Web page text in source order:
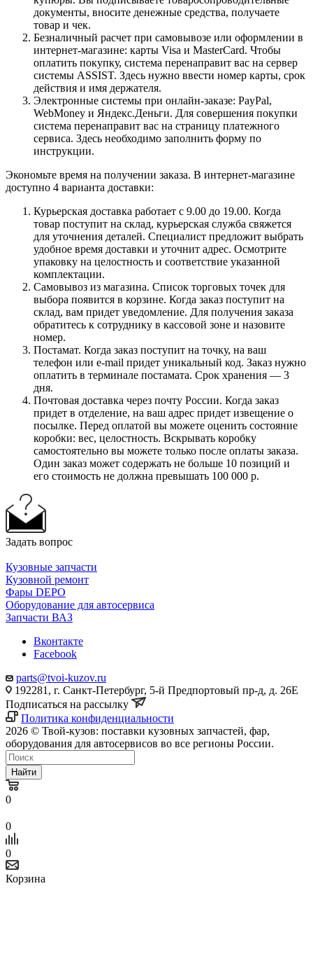
документы, вносите денежные средства, получаете
товар и чек.
Безналичный расчет при самовывозе или оформлении в
интернет-магазине: карты Visa и MasterCard. Чтобы
оплатить покупку, система перенаправит вас на сервер
системы ASSIST. Здесь нужно ввести номер карты, срок
действия и имя держателя.
Электронные системы при онлайн-заказе: PayPal,
WebMoney и Яндекс.Деньги. Для совершения покупки
система перенаправит вас на страницу платежного
сервиса. Здесь необходимо заполнить форму по
инструкции.
Экономьте время на получении заказа. В интернет-магазине
доступно 4 варианта доставки:
Курьерская доставка работает с 9.00 до 19.00. Когда
товар поступит на склад, курьерская служба свяжется
для уточнения деталей. Специалист предложит выбрать
удобное время доставки и уточнит адрес. Осмотрите
упаковку на целостность и соответствие указанной
комплектации.
Самовывоз из магазина. Список торговых точек для
выбора появится в корзине. Когда заказ поступит на
склад, вам придет уведомление. Для получения заказа
обратитесь к сотруднику в кассовой зоне и назовите
номер.
Постамат. Когда заказ поступит на точку, на ваш
телефон или e-mail придет уникальный код. Заказ нужно
оплатить в терминале постамата. Срок хранения — 3
дня.
Почтовая доставка через почту России. Когда заказ
придет в отделение, на ваш адрес придет извещение о
посылке. Перед оплатой вы можете оценить состояние
коробки: вес, целостность. Вскрывать коробку
самостоятельно вы можете только после оплаты заказа.
Один заказ может содержать не больше 10 позиций и
его стоимость не должна превышать 100 000 р.
Задать вопрос
Кузовные запчасти
Кузовной ремонт
Фары DEPO
Оборудование для автосервиса
Запчасти ВАЗ
Вконтакте
Facebook
parts@tvoi-kuzov.ru
192281, г. Санкт-Петербург, 5-й Предпортовый пр-д, д. 26Е
Подписаться на рассылку
Политика конфиденциальности
2026 © Твой-кузов: поставки кузовных запчастей, фар,
оборудования для автосервисов во все регионы России.
Найти
0
0
0
Корзина